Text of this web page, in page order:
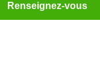
Renseignez-vous